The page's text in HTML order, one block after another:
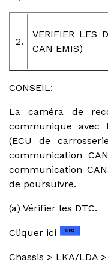
2.
VERIFIER LES
CAN EMIS)
CONSEIL:
La caméra de
communique avec
(ECU de
communication
communication
de poursuivre.
(a) Vérifier les DTC.
Cliquer ici
Chassis > LKA/LDA